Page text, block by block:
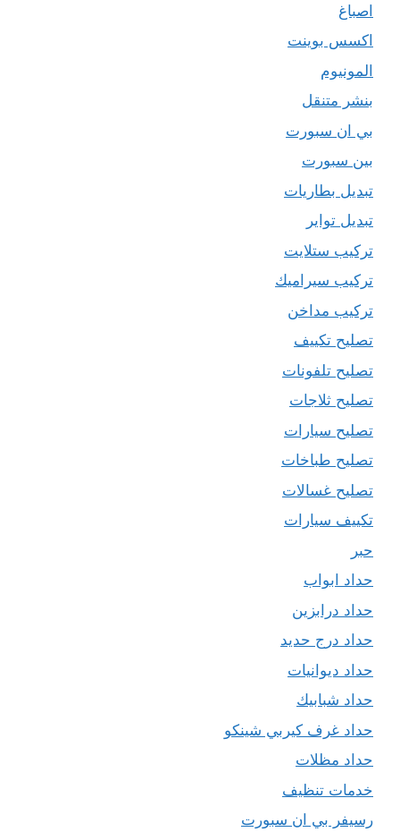
اصباغ
اكسس بوينت
المونيوم
بنشر متنقل
بي ان سبورت
بين سبورت
تبديل بطاريات
تبديل تواير
تركيب ستلايت
تركيب سيراميك
تركيب مداخن
تصليح تكييف
تصليح تلفونات
تصليح ثلاجات
تصليح سيارات
تصليح طباخات
تصليح غسالات
تكييف سيارات
حبر
حداد ابواب
حداد درابزين
حداد درج حديد
حداد ديوانيات
حداد شبابيك
حداد غرف كيربي شينكو
حداد مظلات
خدمات تنظيف
رسيفر بي ان سبورت